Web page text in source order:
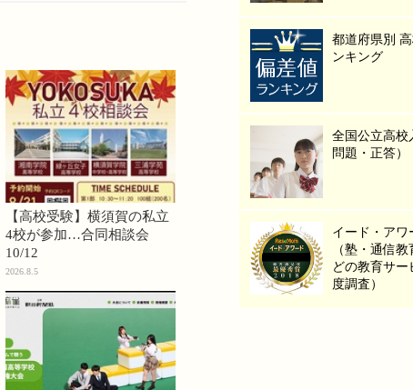
【高校受験】横須賀の私立
4校が参加…合同相談会
10/12
2026.8.5
都道府県別
ンキング
全国公立高校
問題・正答）
イード・アワ
（塾・通信
どの教育サー
度調査）